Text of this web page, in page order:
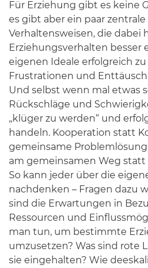
Für Erziehung gibt es keine
es gibt aber ein paar
Verhaltensweisen, die dabei
Erziehungsverhalten besser
eigenen Ideale erfolgreich
Frustrationen und
Und selbst wenn mal etwas
Rückschläge und
„klüger zu werden“ und
handeln. Kooperation statt
gemeinsame
am gemeinsamen Weg statt
So kann jeder über die
nachdenken – Fragen dazu
sind die Erwartungen in
Ressourcen und
man tun, um bestimmte
umzusetzen? Was sind rote
sie eingehalten? Wie